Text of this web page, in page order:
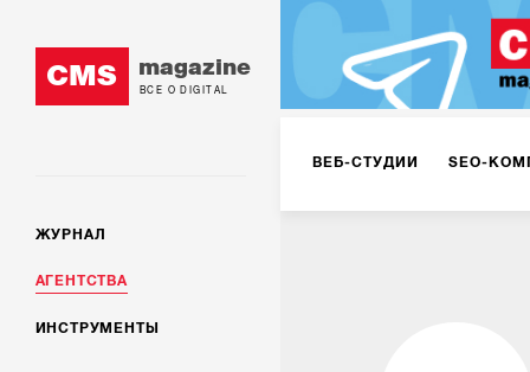
CMS magazine
ВСЕ О DIGITAL
ЖУРНАЛ
АГЕНТСТВА
ИНСТРУМЕНТЫ
ВЕБ-СТУДИИ SEO-